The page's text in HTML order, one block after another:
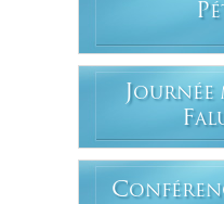
P
JOURNÉE
F
C